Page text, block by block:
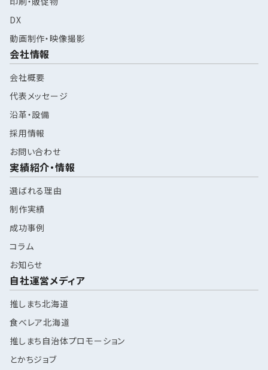
DX
動画制作・映像撮影
会社情報
会社概要
代表メッセージ
沿革・設備
採用情報
お問い合わせ
実績紹介・情報
選ばれる理由
制作実績
成功事例
コラム
お知らせ
自社運営メディア
推しまち北海道
食べレア北海道
推しまち自治体プロモーション
とかちジョブ